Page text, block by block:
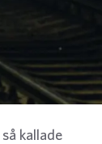
kallade